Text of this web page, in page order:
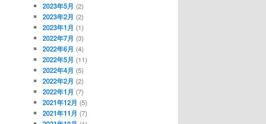
2023年5月 (2)
2023年2月 (2)
2023年1月 (1)
2022年7月 (3)
2022年6月 (4)
2022年5月 (11)
2022年4月 (5)
2022年2月 (2)
2022年1月 (7)
2021年12月 (5)
2021年11月 (7)